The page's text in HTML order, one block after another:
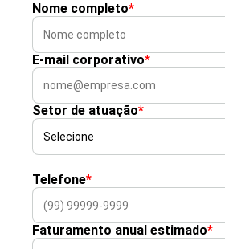
Nome completo*
E-mail corporativo*
Setor de atuação*
Telefone*
Faturamento anual estimado*